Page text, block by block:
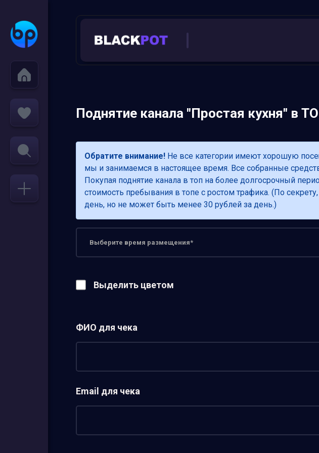
Поднятие канала "Простая кухня" в
Обратите внимание!Не все категории имеют хорошую
мы и занимаемся в настоящее время. Все собранные
Покупая поднятие канала в топ на более долгосрочный
стоимость пребывания в топе с ростом трафика. (По
день, но не может быть менее 30 рублей за день.)
Выделить цветом
ФИО для чека
Email для чека